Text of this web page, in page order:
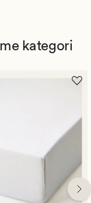
kategori